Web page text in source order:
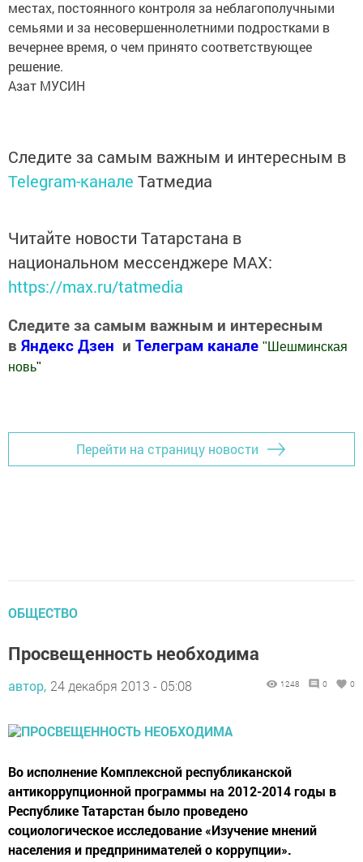
местах, постоянного контроля за неблагополучными
семьями и за несовершеннолетними подростками в
вечернее время, о чем принято соответствующее
решение.
Азат МУСИН
Следите за самым важным и интересным в
Telegram-канале Татмедиа
Читайте новости Татарстана в
национальном мессенджере MАХ:
https://max.ru/tatmedia
Следите за самым важным и интересным
в Яндекс Дзен и Телеграм канале " Шешминская
новь"
Перейти на страницу новости
ОБЩЕСТВО
Просвещенность необходима
автор, 24 декабря 2013 - 05:08 1248 0 0
Во исполнение Комплексной республиканской
антикоррупционной программы на 2012-2014 годы в
Республике Татарстан было проведено
социологическое исследование «Изучение мнений
населения и предпринимателей о коррупции».